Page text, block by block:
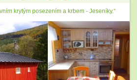
krytým posezením a krbem - Jeseníky.“